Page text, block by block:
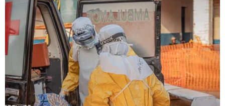
Ảnh minh họa. (Nguồn: www.usatoday.com)
Theo AFP, một quả đạn cối đã khiến tỉnh trưởng
tỉnh Anbar của Iraq Ahmed al-Dulaimi bị
thương nặng tại Barwana, ngay sau khi quân
đội giành lại thị trấn này từ tay phiến quân hôm
7/9.